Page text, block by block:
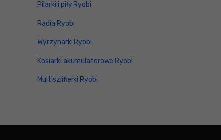
Pilarki i piły Ryobi
Radia Ryobi
Wyrzynarki Ryobi
Kosiarki akumulatorowe Ryobi
Multiszlifierki Ryobi